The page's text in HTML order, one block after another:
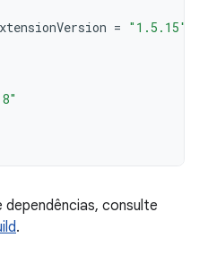
= "1.5.15"
consulte
.